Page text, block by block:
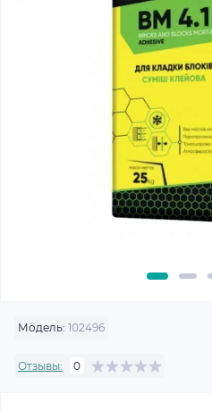
Модель: 102496
Отзывы: 0